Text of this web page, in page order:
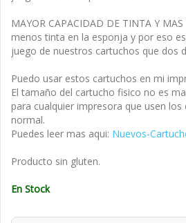
MAYOR CAPACIDAD DE TINTA Y
menos tinta en la esponja y por eso
juego de nuestros cartuchos que dos
Puedo usar estos cartuchos en mi
El tamaño del cartucho fisico no es
para cualquier impresora que usen
normal.
Puedes leer mas aqui: Nuevos-
Producto sin gluten.
En Stock